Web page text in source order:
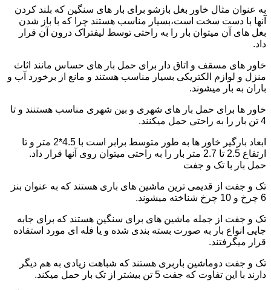
به عنوان مثال خاور بغل بازشو برای بار های سنگین که بلند کردن
آنها با دست سخت است،بسیار مناسب هستند چرا که با باز شدن
بغل های آن میتوان بار را به راحتی توسط لیفتراک درون آن قرار
داد.
خاور های مسقف و اتاق دار برای حمل بار های حساس مانند اثاث
منزل و لوازم الکتریکی بسیار مناسب هستند و مانع از برخورد آب و
باران به بار میشوند.
خاور ها برای حمل بار های شهری و بین شهری مناسب هستنند و تا
4 تن بار را به راحتی حمل میکنند.
ابعاد بارگیر خاور ها به طور متوسط برابر است با 4.5*2 متر و تا
ارتفاع 2.5 تا 2.7 متر بار را به راحتی میتوان روی آنها قرار داد.
حمل بار با تک و جفت
تک و جفت از قدیمی ترین ماشین های باری هستند که به عنوان بنز
6 چرخ و 10 چرخ شناخته میشوند.
تک و جفت از جمله ماشین های برای سنگین هستند که برای جابه
جایی انواع بار به صورت بسته بندی شده و یا فله ای مورد استفاده
قرار میگرفتند.
تک و جفت دوماشین باربری هستند که شباهت زیادی به هم دیگر
دارند با این تفاوت که جفت 5 تن بیشتر از تک بار حمل میکند.